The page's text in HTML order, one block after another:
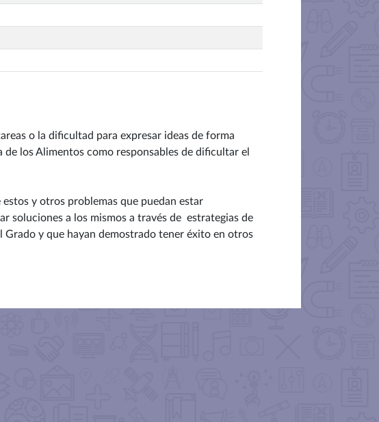
o la dificultad para expresar ideas de forma
los Alimentos como responsables de dificultar el
y otros problemas que puedan estar
soluciones a los mismos a través de estrategias de
y que hayan demostrado tener éxito en otros